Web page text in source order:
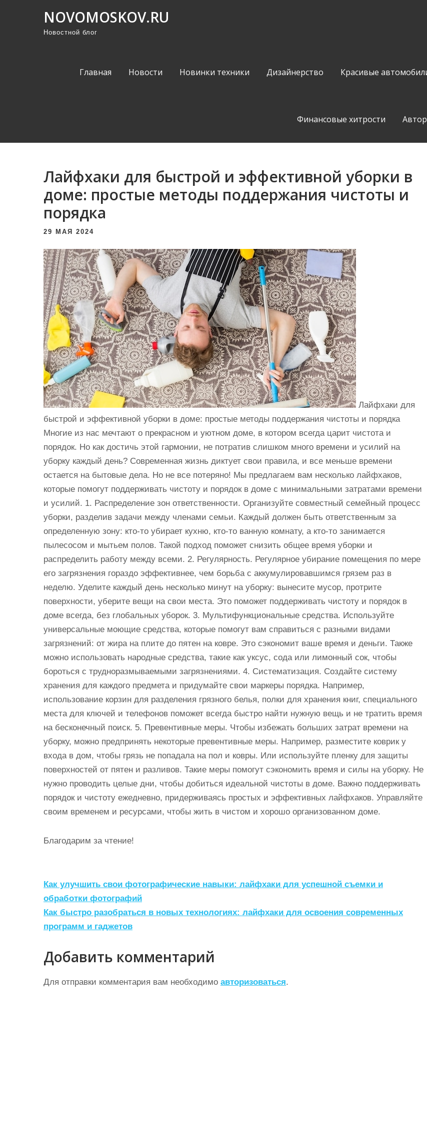
NOVOMOSKOV.RU
Новостной блог
Главная Новости Новинки техники Дизайнерство Красивые
Финансовые хитрости
Лайфхаки для быстрой и эффективной уборки в
доме: простые методы поддержания чистоты и
порядка
29 МАЯ 2024
Лайфхаки для
быстрой и эффективной уборки в доме: простые методы поддержания чистоты и порядка
Многие из нас мечтают о прекрасном и уютном доме, в котором всегда царит чистота и
порядок. Но как достичь этой гармонии, не потратив слишком много времени и усилий на
уборку каждый день? Современная жизнь диктует свои правила, и все меньше времени
остается на бытовые дела. Но не все потеряно! Мы предлагаем вам несколько лайфхаков,
которые помогут поддерживать чистоту и порядок в доме с минимальными затратами времени
и усилий. 1. Распределение зон ответственности. Организуйте совместный семейный процесс
уборки, разделив задачи между членами семьи. Каждый должен быть ответственным за
определенную зону: кто-то убирает кухню, кто-то ванную комнату, а кто-то занимается
пылесосом и мытьем полов. Такой подход поможет снизить общее время уборки и
распределить работу между всеми. 2. Регулярность. Регулярное убирание помещения по мере
его загрязнения гораздо эффективнее, чем борьба с аккумулировавшимся грязем раз в
неделю. Уделите каждый день несколько минут на уборку: вынесите мусор, протрите
поверхности, уберите вещи на свои места. Это поможет поддерживать чистоту и порядок в
доме всегда, без глобальных уборок. 3. Мультифункциональные средства. Используйте
универсальные моющие средства, которые помогут вам справиться с разными видами
загрязнений: от жира на плите до пятен на ковре. Это сэкономит ваше время и деньги. Также
можно использовать народные средства, такие как уксус, сода или лимонный сок, чтобы
бороться с трудноразмываемыми загрязнениями. 4. Систематизация. Создайте систему
хранения для каждого предмета и придумайте свои маркеры порядка. Например,
использование корзин для разделения грязного белья, полки для хранения книг, специального
места для ключей и телефонов поможет всегда быстро найти нужную вещь и не тратить время
на бесконечный поиск. 5. Превентивные меры. Чтобы избежать больших затрат времени на
уборку, можно предпринять некоторые превентивные меры. Например, разместите коврик у
входа в дом, чтобы грязь не попадала на пол и ковры. Или используйте пленку для защиты
поверхностей от пятен и разливов. Такие меры помогут сэкономить время и силы на уборку. Не
нужно проводить целые дни, чтобы добиться идеальной чистоты в доме. Важно поддерживать
порядок и чистоту ежедневно, придерживаясь простых и эффективных лайфхаков. Управляйте
своим временем и ресурсами, чтобы жить в чистом и хорошо организованном доме.
Благодарим за чтение!
Н
а
в
и
г
а
ц
Как улучшить свои фотографические навыки: лайфхаки для успешной съемки и
обработки фотографий
Как быстро разобраться в новых технологиях: лайфхаки для освоения современных
программ и гаджетов
Добавить комментарий
Для отправки комментария вам необходимо авторизоваться.